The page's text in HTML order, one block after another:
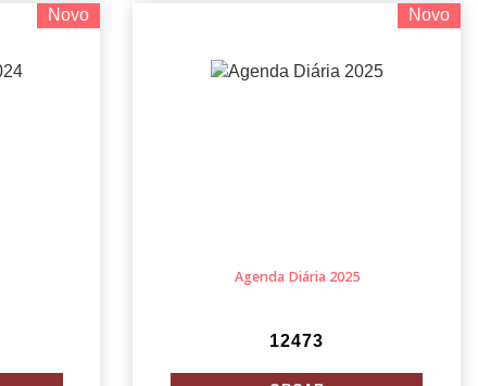
Novo Novo
Agenda Diária 2025
12473